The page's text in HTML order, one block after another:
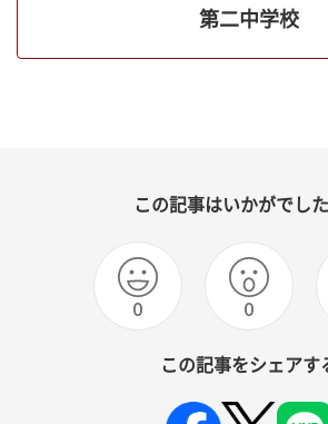
第二中学校
この記事はいかがでし
0 0
この記事をシェアす